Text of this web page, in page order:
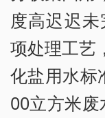
度高迟迟
项处理工艺
化盐用水标
00立方米废